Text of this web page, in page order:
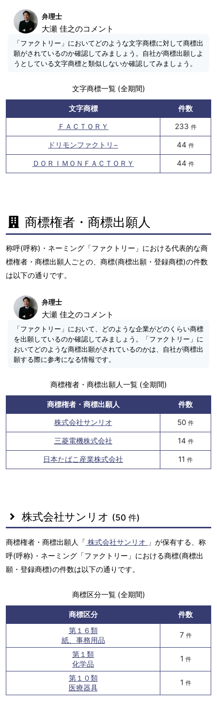
弁理士
大瀬 佳之のコメント
「ファクトリー」においてどのような文字商標に対して商標出
願がされているのか確認してみましょう。自社が商標出願しよ
うとしている文字商標と類似しないか確認してみましょう。
文字商標一覧 (全期間)
文字商標
件数
ＦＡＣＴＯＲＹ
233 件
ドリモンファクトリ− 44 件
ＤＯＲＩＭＯＮＦＡＣＴＯＲＹ 44 件
商標権者・商標出願人
称呼(呼称)・ネーミング「ファクトリー」における代表的な商
標権者・商標出願人ごとの、商標(商標出願・登録商標)の件数
は以下の通りです。
弁理士
大瀬 佳之のコメント
「ファクトリー」において、どのような企業がどのくらい商標
を出願しているのか確認してみましょう。「ファクトリー」に
おいてどのような商標出願がされているのかは、自社が商標出
願する際に参考になる情報です。
商標権者・商標出願人一覧 (全期間)
商標権者・商標出願人
件数
株式会社サンリオ
50 件
三菱電機株式会社 14 件
日本たばこ産業株式会社 11 件
株式会社サンリオ (50 件)
商標権者・商標出願人「 株式会社サンリオ 」が保有する、称
呼(呼称)・ネーミング「ファクトリー」における商標(商標出
願・登録商標)の件数は以下の通りです。
商標区分一覧 (全期間)
商標区分
件数
第１６類
紙、事務用品
7 件
第１類
化学品
1 件
第１０類
医療器具
1 件